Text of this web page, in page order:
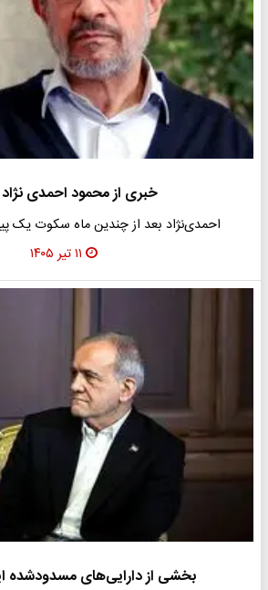
خبری از محمود احمدی
احمدی‌نژاد بعد از چندین ماه سکوت یک
۱۱ تیر ۱۴۰۵
بخشی از دارایی‌های مسدودشده